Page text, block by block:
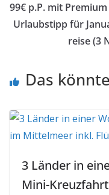
99€ p.P. mit
Urlaubstipp für
reise (3
Das
3 Länder in
Mini-